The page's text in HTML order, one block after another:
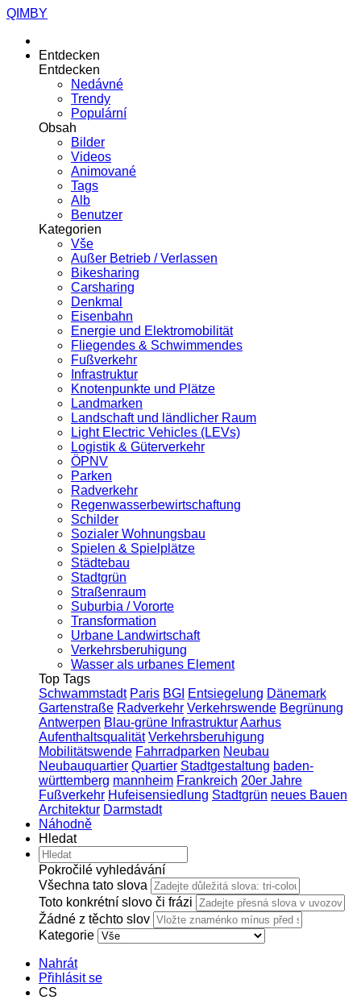
QIMBY
Entdecken
Entdecken
Nedávné
Trendy
Populární
Obsah
Bilder
Videos
Animované
Tags
Alb
Benutzer
Kategorien
Vše
Außer Betrieb / Verlassen
Bikesharing
Carsharing
Denkmal
Eisenbahn
Energie und Elektromobilität
Fliegendes & Schwimmendes
Fußverkehr
Infrastruktur
Knotenpunkte und Plätze
Landmarken
Landschaft und ländlicher Raum
Light Electric Vehicles (LEVs)
Logistik & Güterverkehr
ÖPNV
Parken
Radverkehr
Regenwasserbewirtschaftung
Schilder
Sozialer Wohnungsbau
Spielen & Spielplätze
Städtebau
Stadtgrün
Straßenraum
Suburbia / Vororte
Transformation
Urbane Landwirtschaft
Verkehrsberuhigung
Wasser als urbanes Element
Top Tags
Schwammstadt Paris BGI Entsiegelung Dänemark
Gartenstraße Radverkehr Verkehrswende Begrünung
Antwerpen Blau-grüne InfrastrukturAarhus
Aufenthaltsqualität Verkehrsberuhigung
Mobilitätswende Fahrradparken Neubau
Neubauquartier Quartier Stadtgestaltung baden-
württemberg mannheim Frankreich 20er Jahre
Fußverkehr Hufeisensiedlung Stadtgrün neues Bauen
Architektur Darmstadt
Náhodně
Hledat
Pokročilé vyhledávání
Všechna tato slova
Toto konkrétní slovo či frázi
Žádné z těchto slov
Kategorie
Nahrát
Přihlásit se
CS